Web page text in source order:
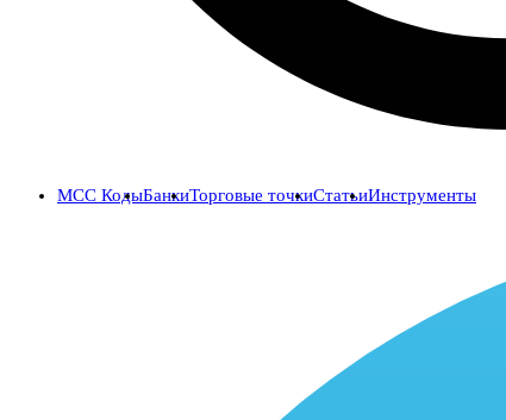
MCC КодыБанкиТорговые точкиСтатьиИнструменты